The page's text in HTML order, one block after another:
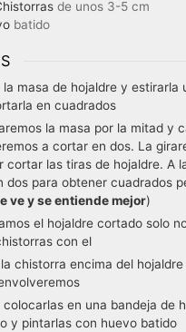
de unos 3-5 cm
batido
la masa de hojaldre y estirarla
en cuadrados
la masa por la mitad y
a cortar en dos. La
cortar las tiras de hojaldre. A
dos para obtener cuadrados
ve y se entiende mejor)
el hojaldre cortado solo
con el
chistorra encima del hojaldre
colocarlas en una bandeja de
y pintarlas con huevo batido